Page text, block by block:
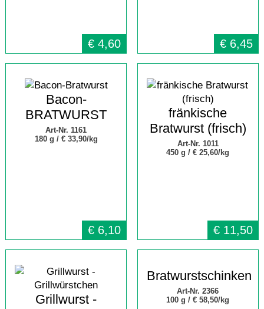
€ 4,60 € 6,45
Bacon-
BRATWURST
Art-Nr. 1161
180 g / € 33,90/kg
€ 6,10
fränkische
Bratwurst (frisch)
Art-Nr. 1011
450 g /€ 25,60/kg
€ 11,50
Grillwurst -
Bratwurstschinken
Art-Nr. 2366
100 g /€ 58,50/kg